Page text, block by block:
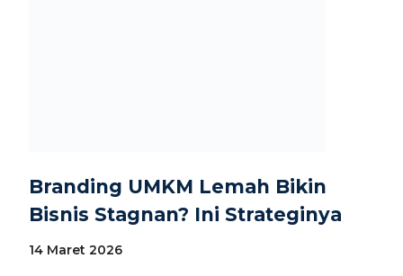
Branding UMKM Lemah Bikin
Bisnis Stagnan? Ini Strateginya
14 Maret 2026